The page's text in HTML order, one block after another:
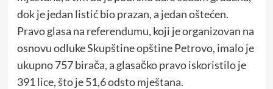
dok je jedan listić bio prazan, a jedan oštećen.
Pravo glasa na referendumu, koji je organizovan na
osnovu odluke Skupštine opštine Petrovo, imalo je
ukupno 757 birača, a glasačko pravo iskoristilo je
391 lice, što je 51,6 odsto mještana.